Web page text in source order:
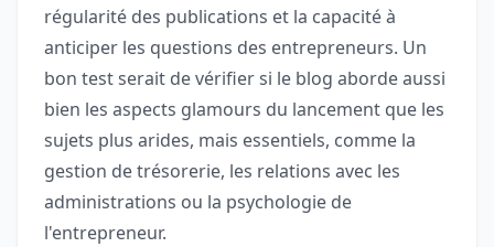
régularité des publications et la capacité à
anticiper les questions des entrepreneurs. Un
bon test serait de vérifier si le blog aborde aussi
bien les aspects glamours du lancement que les
sujets plus arides, mais essentiels, comme la
gestion de trésorerie, les relations avec les
administrations ou la psychologie de
l'entrepreneur.